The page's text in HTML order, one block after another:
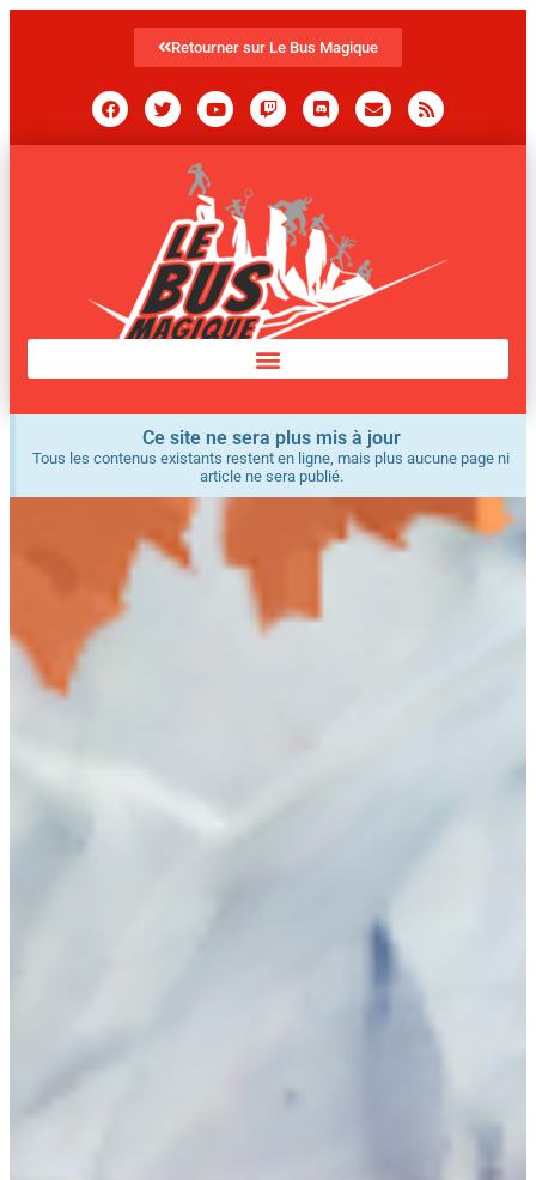
Retourner sur Le Bus Magique
Ce site ne sera plus mis à jour
Tous les contenus existants restent en ligne, mais plus aucune page ni
article ne sera publié.